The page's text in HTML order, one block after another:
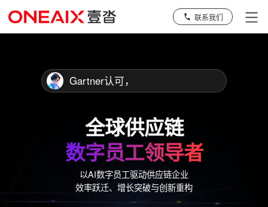
联系我们
Gartner认可，参
全球供应链
数字员工领导者
以AI数字员工驱动供应链企业
效率跃迁、增长突破与创新重构